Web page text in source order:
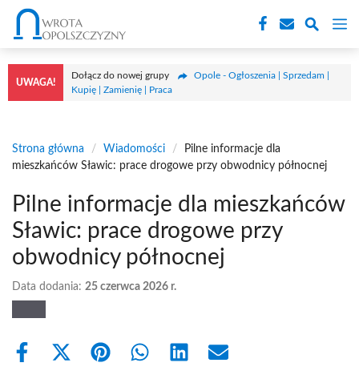
Przejdź
treści
UWAGA!
Dołącz do nowej grupy
Opole - Ogłoszenia | Sprzedam |
Kupię | Zamienię | Praca
Strona główna / Wiadomości /
Pilne informacje dla
mieszkańców Sławic: prace drogowe przy obwodnicy północnej
Pilne informacje dla mieszkańców
Sławic: prace drogowe przy
obwodnicy północnej
Data dodania: 25 czerwca 2026 r.
Share
Share Share Share Share Share